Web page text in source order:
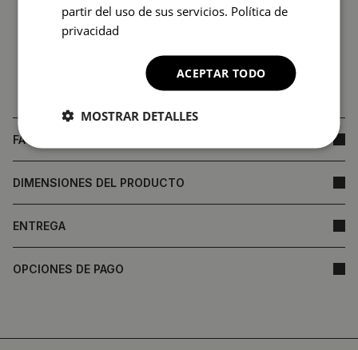
FAQ
DIMENSIONES DEL PRODUCTO
ENTREGA
OPCIONES DE PAGO
partir del uso de sus servicios. Política de
privacidad
ACEPTAR TODO
MOSTRAR DETALLES